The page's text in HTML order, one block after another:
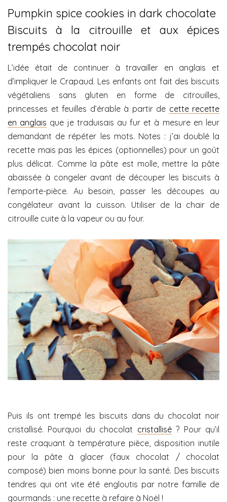
Pumpkin spice cookies in dark chocolate
Biscuits à la citrouille et aux épices
trempés chocolat noir
L’idée était de continuer à travailler en anglais et
d’impliquer le Crapaud. Les enfants ont fait des biscuits
végétaliens sans gluten en forme de citrouilles,
princesses et feuilles d’érable à partir de cette recette
en anglais que je traduisais au fur et à mesure en leur
demandant de répéter les mots. Notes : j’ai doublé la
recette mais pas les épices (optionnelles) pour un goût
plus délicat. Comme la pâte est molle, mettre la pâte
abaissée à congeler avant de découper les biscuits à
l’emporte-pièce. Au besoin, passer les découpes au
congélateur avant la cuisson. Utiliser de la chair de
citrouille cuite à la vapeur ou au four.
Puis ils ont trempé les biscuits dans du chocolat noir
cristallisé. Pourquoi du chocolat cristallisé? Pour qu’il
reste craquant à température pièce, disposition inutile
pour la pâte à glacer (faux chocolat / chocolat
composé) bien moins bonne pour la santé. Des biscuits
tendres qui ont vite été engloutis par notre famille de
gourmands : une recette à refaire à Noël !